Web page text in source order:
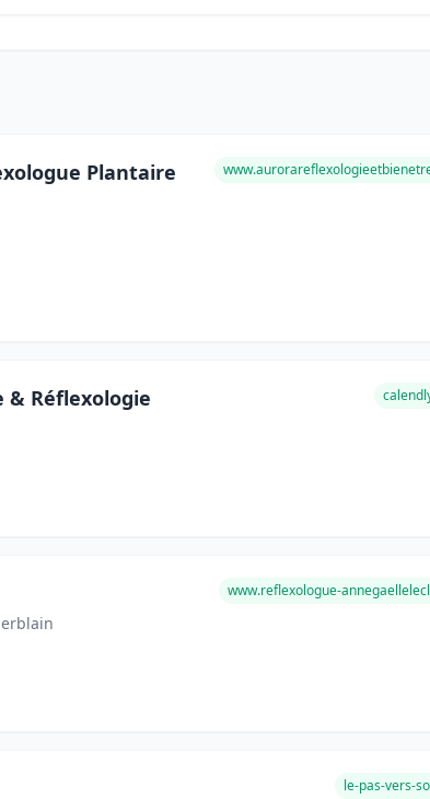
Plantaire
& Réflexologie
www.reflexologue-
le-pas-vers-